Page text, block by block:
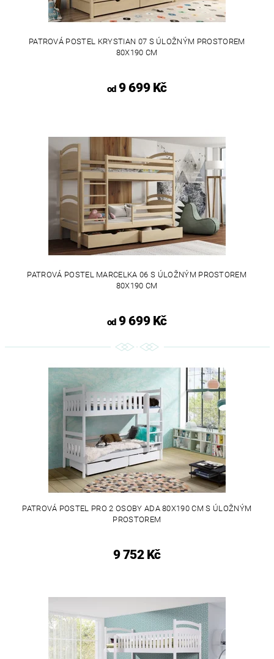
PATROVÁ POSTEL KRYSTIAN 07 S ÚLOŽNÝM PROSTOREM
80X190 CM
od9 699 Kč
PATROVÁ POSTEL MARCELKA 06 S ÚLOŽNÝM PROSTOREM
80X190 CM
od9 699 Kč
PATROVÁ POSTEL PRO 2 OSOBY ADA 80X190 CM S ÚLOŽNÝM
PROSTOREM
9 752 Kč